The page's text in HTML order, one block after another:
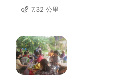
7.32 公里